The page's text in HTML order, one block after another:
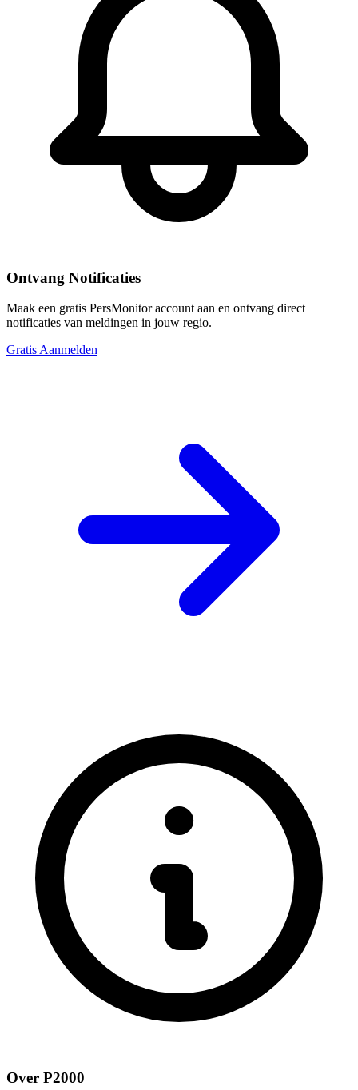
Ontvang Notificaties
Maak een gratis PersMonitor account aan en ontvang direct
notificaties van meldingen in jouw regio.
Gratis Aanmelden
Over P2000